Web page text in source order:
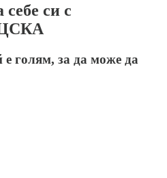
си с
ЦСКА
голям, за да може да